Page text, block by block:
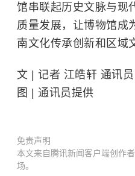
馆串联起历史文脉与现
质量发展，让博物馆成
南文化传承创新和区域
文 | 记者 江皓轩 通讯
图 | 通讯员提供
免责声明
本文来自腾讯新闻客户端创作
场。